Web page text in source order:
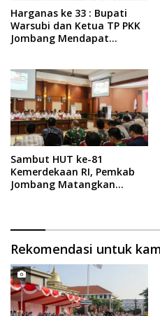
Harganas ke 33 : Bupati
Warsubi dan Ketua TP PKK
Jombang Mendapat
Sambut HUT ke-81
Kemerdekaan RI, Pemkab
Jombang Matangkan
Rekomendasi untuk